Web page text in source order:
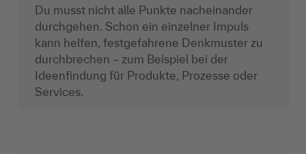
Du musst nicht alle Punkte nacheinander
durchgehen. Schon ein einzelner Impuls
kann helfen, festgefahrene Denkmuster zu
durchbrechen – zum Beispiel bei der
Ideenfindung für Produkte, Prozesse oder
Services.